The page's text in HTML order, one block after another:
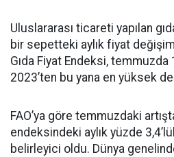
Uluslararası ticareti yapılan
bir sepetteki aylık fiyat
Gıda Fiyat Endeksi,
2023’ten bu yana en yüksek
FAO’ya göre temmuzdaki
endeksindeki aylık yüzde
belirleyici oldu. Dünya